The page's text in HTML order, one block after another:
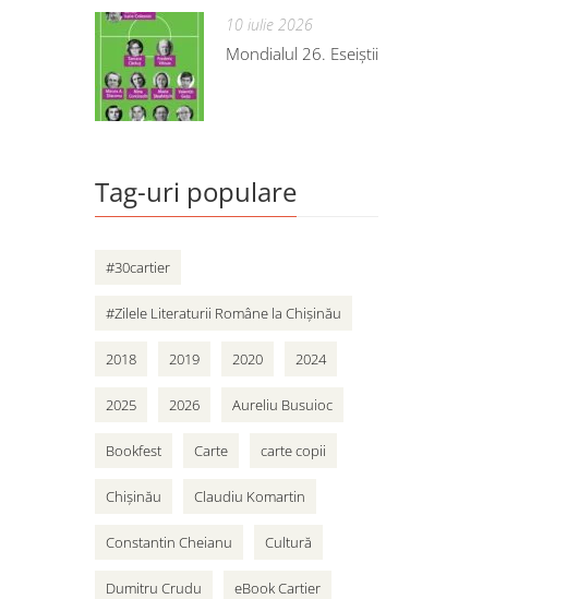
10 iulie 2026
Mondialul 26. Eseiștii
Tag-uri populare
#30cartier
#Zilele Literaturii Române la Chișinău
2018 2019 2020 2024
2025 2026 Aureliu Busuioc
Bookfest Carte carte copii
Chișinău Claudiu Komartin
Constantin Cheianu Cultură
Dumitru Crudu eBook Cartier